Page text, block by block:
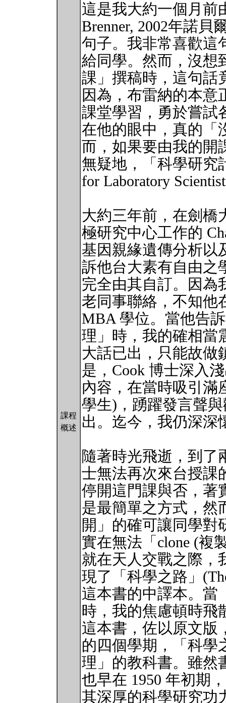
課程
概述
這是我大約一個月前
Brenner, 2002年諾貝
句子。我非常喜歡這
給同學。然而，沒想
課」撰稿時，這句話
因為，布雷納的本意
課堂學習，勇於嘗試
在他的眼中，真的「
而，如果要由我的開
無疑地，「科學研究
for Laboratory
大約三年前，在劍橋
極研究中心工作的
基因親緣遺傳分析以
訴他台大素有自由之
完全由其自訂。因為
老同事聯絡，不知他
MBA 學位。當他告
理」時，我的確相當
大話已出，只能故做
是，Cook 博士深入
內容，在當時吸引滿
學生)，踴躍發言聲
出。迄今，我仍深深
隨著時光飛逝，到了
士無法再次來台授課
停開這門課與否，著
是最簡單之方式，然
開」的確可讓同學對
實在無法「clone (複
就在天人交戰之際，
現了「科學之路」
這本書的中譯本。當
時，我的焦慮頓時飛
這本書，佐以原文版
的四個學期，「科學
理」的教科書。雖然
也早在 1950 年初期
其深厚的科學研究功